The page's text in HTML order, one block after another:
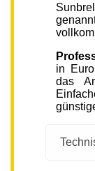
in
das